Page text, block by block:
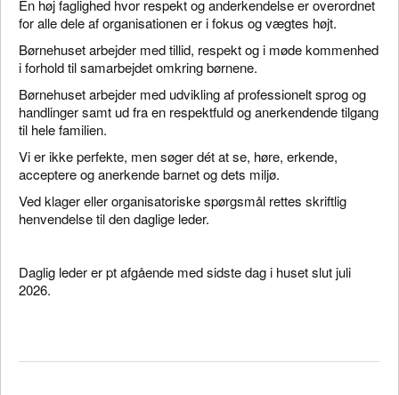
En høj faglighed hvor respekt og anderkendelse er overordnet
for alle dele af organisationen er i fokus og vægtes højt.
Børnehuset arbejder med tillid, respekt og i møde kommenhed
i forhold til samarbejdet omkring børnene.
Børnehuset arbejder med udvikling af professionelt sprog og
handlinger samt ud fra en respektfuld og anerkendende tilgang
til hele familien.
Vi er ikke perfekte, men søger dét at se, høre, erkende,
acceptere og anerkende barnet og dets miljø.
Ved klager eller organisatoriske spørgsmål rettes skriftlig
henvendelse til den daglige leder.
Daglig leder er pt afgående med sidste dag i huset slut juli
2026.